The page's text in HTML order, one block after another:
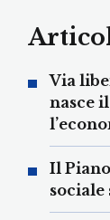
Via
nasce
Il